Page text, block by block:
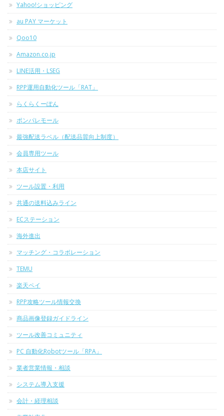
Yahoo!ショッピング
au PAY マーケット
Qoo10
Amazon.co.jp
LINE活用・LSEG
RPP運用自動化ツール「RAT」
らくらくーぽん
ポンパレモール
最強配送ラベル（配送品質向上制度）
会員専用ツール
本店サイト
ツール設置・利用
共通の送料込みライン
ECステーション
海外進出
マッチング・コラボレーション
TEMU
楽天ペイ
RPP攻略ツール情報交換
商品画像登録ガイドライン
ツール改善コミュニティ
PC 自動化Robotツール「RPA」
業者営業情報・相談
システム導入支援
会計・経理相談